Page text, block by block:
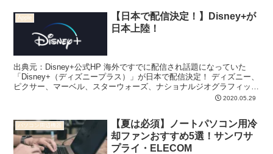
Apple
【日本で配信決定！】Disney+が
日本上陸！
出典元：Disney+公式HP 海外ですでに配信され話題になっていた
「Disney+（ディズニープラス）」が日本で配信決定！ ディズニー、
ピクサー、マーベル、スターウォーズ、ナショナルジオグラフィック
2020.05.29
パソコン周辺機器
【夏は必須】ノートパソコン用冷
却ファンおすすめ5選！サンワサ
プライ・ELECOM